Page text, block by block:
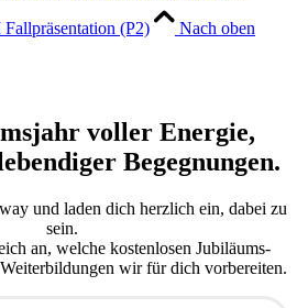
(P2)
Nach oben
voller Energie,
Begegnungen.
und laden dich herzlich ein, dabei zu
sein.
an, welche kostenlosen Jubiläums-
wir für dich vorbereiten.